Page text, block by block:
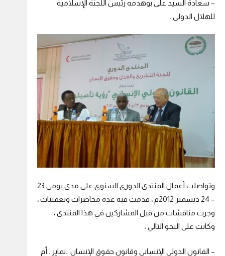
– سعادة السيد على بوهدمه رئيس اللجنة الإسلامية
للهلال الدولي .
وتواصلت أعمال المنتدى الدوري السنوي على مدى يومي 23
– 24 ديسمبر 2012م ، قدمت فيه عدة محاضرات وتعقيبات ،
وجرت مناقشات من قبل المشاركين في هذا المنتدى ،
وكانت على النحو التالي :
– القانون الدولي الإنساني وقانون حقوق الإنسان ..تمايز ..أم